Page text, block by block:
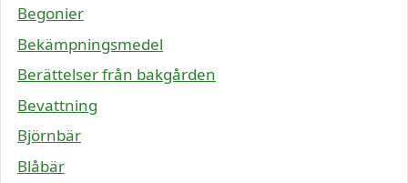
Begonier
Bekämpningsmedel
Berättelser från bakgården
Bevattning
Björnbär
Blåbär